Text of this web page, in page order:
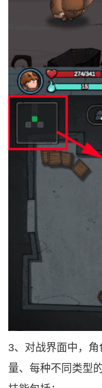
3、对战界面中，
量、每种不同类型